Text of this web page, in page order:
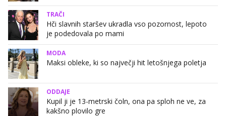
TRAČI
Hči slavnih staršev ukradla vso pozornost, lepoto
je podedovala po mami
MODA
Maksi obleke, ki so največji hit letošnjega poletja
ODDAJE
Kupil ji je 13-metrski čoln, ona pa sploh ne ve, za
kakšno plovilo gre